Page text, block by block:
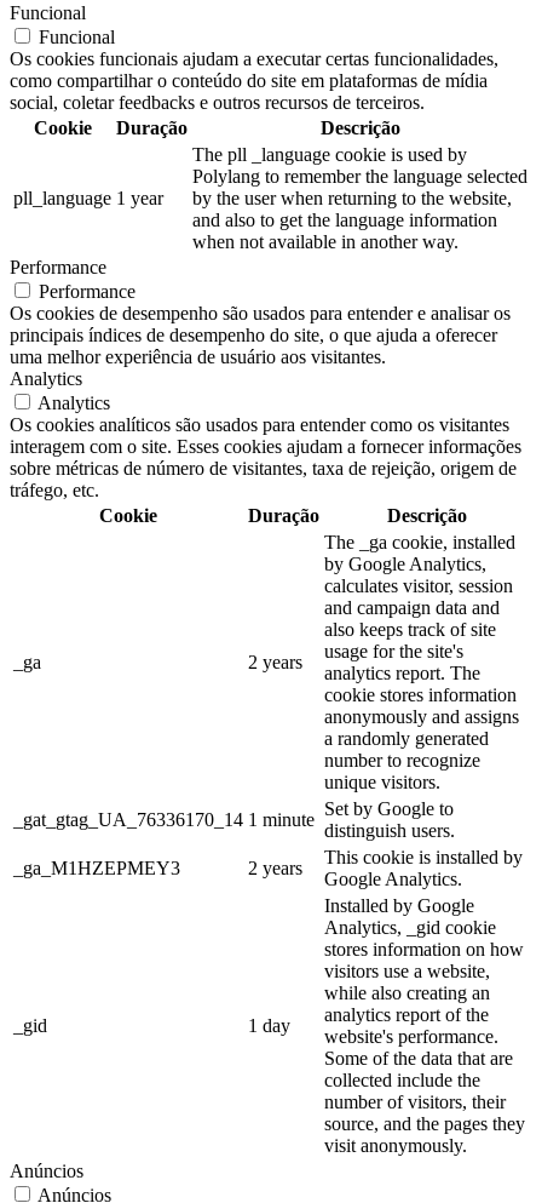
Funcional
Funcional
Os cookies funcionais ajudam a executar certas funcionalidades,
como compartilhar o conteúdo do site em plataformas de mídia
social, coletar feedbacks e outros recursos de terceiros.
Cookie
Duração Descrição
pll_language 1 year
The pll _language cookie is used by
Polylang to remember the language selected
by the user when returning to the website,
and also to get the language information
when not available in another way.
Performance
Performance
Os cookies de desempenho são usados para entender e analisar os
principais índices de desempenho do site, o que ajuda a oferecer
uma melhor experiência de usuário aos visitantes.
Analytics
Analytics
Os cookies analíticos são usados para entender como os visitantes
interagem com o site. Esses cookies ajudam a fornecer informações
sobre métricas de número de visitantes, taxa de rejeição, origem de
tráfego, etc.
Cookie
Duração Descrição
_ga 2 years
The _ga cookie, installed
by Google Analytics,
calculates visitor, session
and campaign data and
also keeps track of site
usage for the site's
analytics report. The
cookie stores information
anonymously and assigns
a randomly generated
number to recognize
unique visitors.
_gat_gtag_UA_76336170_14 1 minute
Set by Google to
distinguish users.
_ga_M1HZEPMEY3
2 years
This cookie is installed by
Google Analytics.
_gid 1 day
Installed by Google
Analytics, _gid cookie
stores information on how
visitors use a website,
while also creating an
analytics report of the
website's performance.
Some of the data that are
collected include the
number of visitors, their
source, and the pages they
visit anonymously.
Anúncios
Anúncios